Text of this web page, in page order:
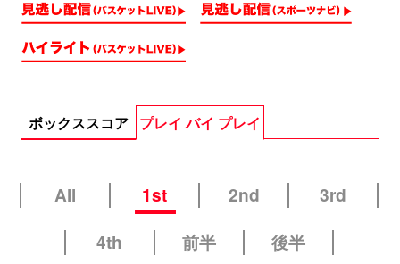
ボックススコア プレイ バイ プレイ
All 1st 2nd
3rd
4th
前半 後半